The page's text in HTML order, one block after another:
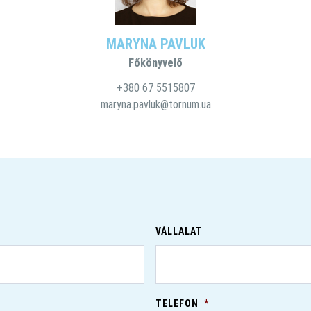
MARYNA PAVLUK
Főkönyvelő
+380 67 5515807
maryna.pavluk@tornum.ua
VÁLLALAT
TELEFON *